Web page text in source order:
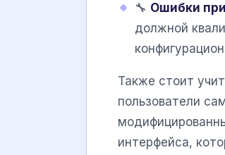
🔧 Ошибки
должной
Также стоит
пользователи
интерфейса,